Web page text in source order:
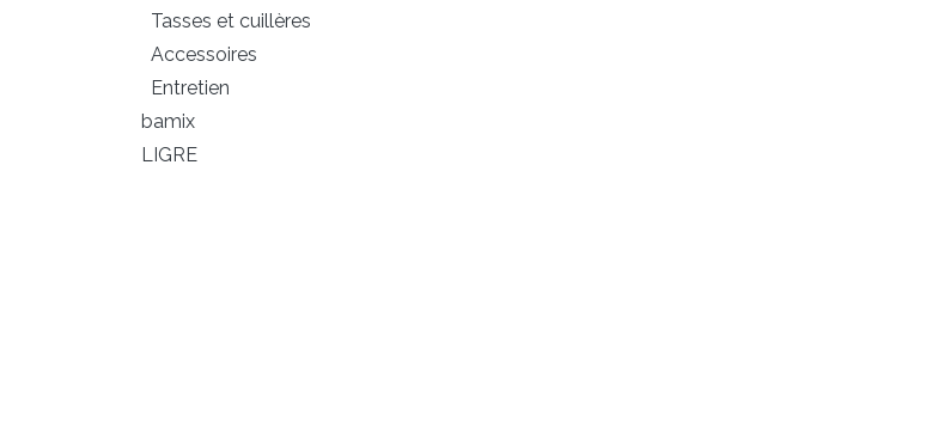
Tasses et cuillères
Accessoires
Entretien
bamix
LIGRE